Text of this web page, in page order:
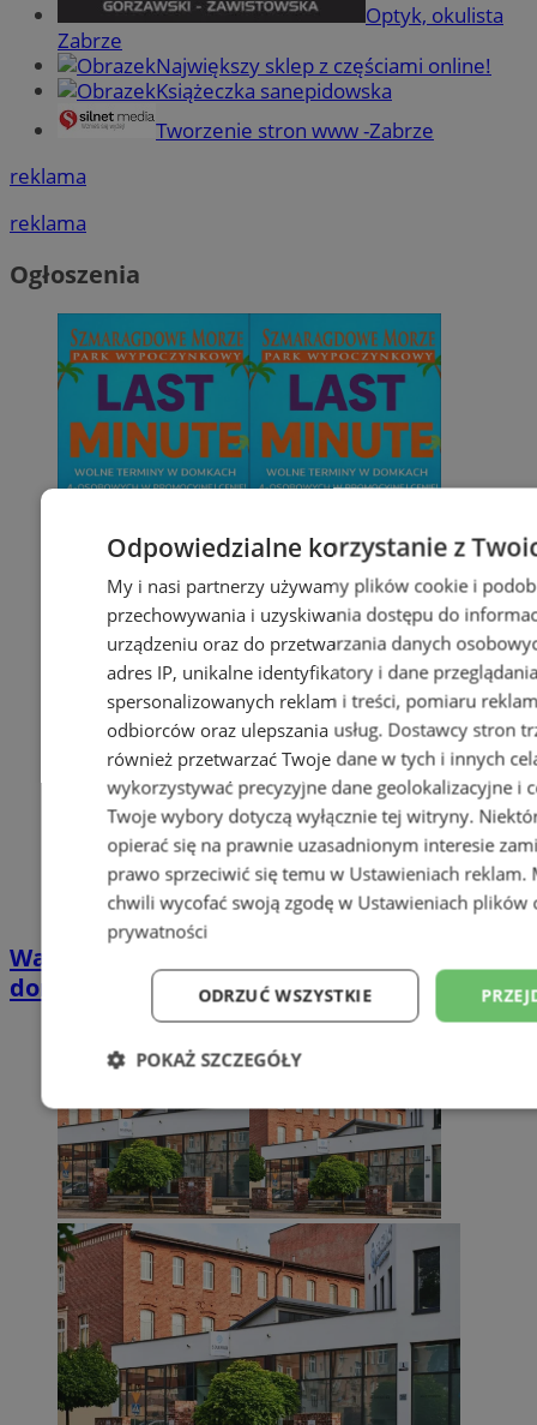
Optyk, okulista
Zabrze
Największy sklep z częściami online!
Książeczka sanepidowska
Tworzenie stron www -Zabrze
reklama
reklama
Ogłoszenia
Wakacyjny wypoczynek nad Bałtykiem w
domkach Szmaragdowe Morze
Odpowiedzialne korzystanie z
My i nasi partnerzy używamy plików cookie i
przechowywania i uzyskiwania dostępu do
urządzeniu oraz do przetwarzania danych
adres IP, unikalne identyfikatory i dane
spersonalizowanych reklam i treści, pomiaru
odbiorców oraz ulepszania usług. Dostawcy stron
również przetwarzać Twoje dane w tych i innych
wykorzystywać precyzyjne dane geolokalizacyjne i
Twoje wybory dotyczą wyłącznie tej witryny.
opierać się na prawnie uzasadnionym interesie
prawo sprzeciwić się temu w Ustawieniach reklam.
chwili wycofać swoją zgodę w Ustawieniach plików
prywatności
ODRZUĆ WSZYSTKIE
POKAŻ SZCZEGÓŁY
Niezbędne Wydajność
Niesklasyfikowane
Niezbędne Wydajność Targetowanie
Niezbędne pliki cookie umożliwiają korzystanie z podstawowych